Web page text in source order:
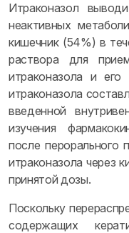
Итраконазол
неактивных
кишечник (54%) в
раствора для
итраконазола и его
итраконазола
введенной
изучения
после перорального
итраконазола через
принятой дозы.
Поскольку
содержащих